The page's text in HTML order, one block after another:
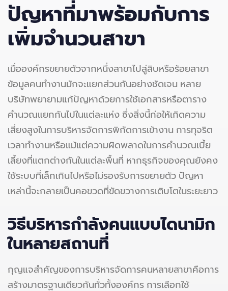
ปัญหาที่มาพร้อมกับการ
เพิ่มจำนวนสาขา
เมื่อองค์กรขยายตัวจากหนึ่งสาขาไปสู่สิบหรือร้อยสาขา
ข้อมูลคนทำงานมักจะแยกส่วนกันอย่างชัดเจน หลาย
บริษัทพยายามแก้ปัญหาด้วยการใช้เอกสารหรือตาราง
คำนวณแยกกันไปในแต่ละแห่ง ซึ่งสิ่งนี้ก่อให้เกิดความ
เสี่ยงสูงในการบริหารจัดการพิกัดการเข้างาน การทุจริต
เวลาทำงานหรือแม้แต่ความผิดพลาดในการคำนวณเบี้ย
เลี้ยงที่แตกต่างกันในแต่ละพื้นที่ หากธุรกิจของคุณยังคง
ใช้ระบบที่เล็กเกินไปหรือไม่รองรับการขยายตัว ปัญหา
เหล่านี้จะกลายเป็นคอขวดที่ขัดขวางการเติบโตในระยะยาว
วิธีบริหารกำลังคนแบบไดนามิก
ในหลายสถานที่
กุญแจสำคัญของการบริหารจัดการคนหลายสาขาคือการ
สร้างมาตรฐานเดียวกันทั่วทั้งองค์กร การเลือกใช้